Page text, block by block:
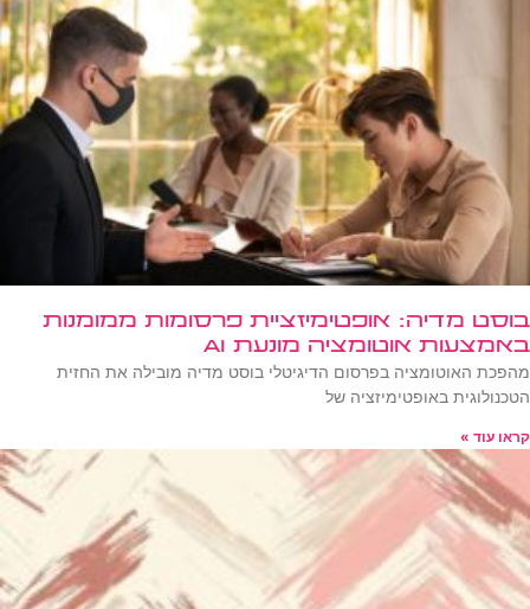
בוסט מדיה: אופטימיזציית פרסומות ממומנות
באמצעות אוטומציה מונעת AI
מהפכת האוטומציה בפרסום הדיגיטלי בוסט מדיה מובילה את החזית
הטכנולוגית באופטימיזציה של
קראו עוד »